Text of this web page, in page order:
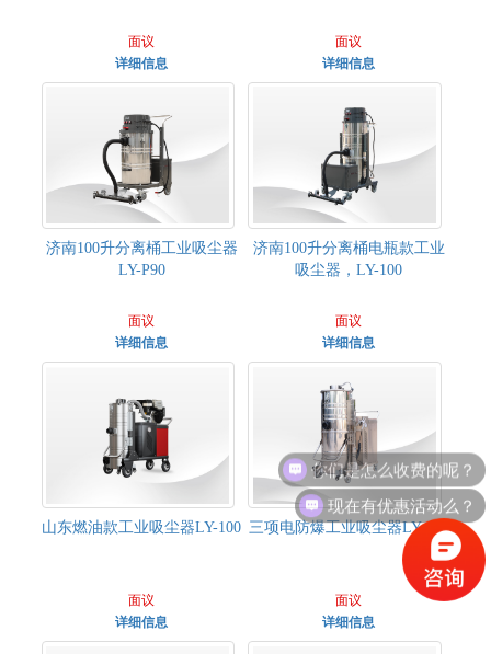
面议
详细信息
面议
详细信息
济南100升分离桶工业吸尘器
LY-P90
面议
详细信息
济南100升分离桶电瓶款工业
吸尘器，LY-100
面议
详细信息
山东燃油款工业吸尘器LY-100
面议
详细信息
三项电防爆工业吸尘器LY-100
面议
详细信息
你们是怎么收费的呢？
现在有优惠活动么？